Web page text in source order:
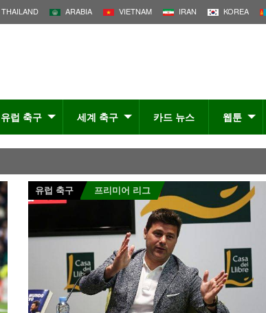
THAILAND ARABIA VIETNAM IRAN KOREA
유럽 축구 세계 축구 카드 뉴스 웹툰
유럽 축구 프리미어 리그